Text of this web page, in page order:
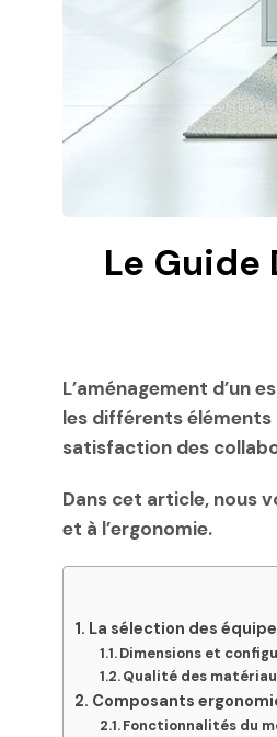
Le
L’aménagement d’un
les différents
satisfaction des
Dans cet article, nous
et à l’ergonomie.
La sélection des
Dimensions et
Qualité des
Composants
Fonctionnalités du